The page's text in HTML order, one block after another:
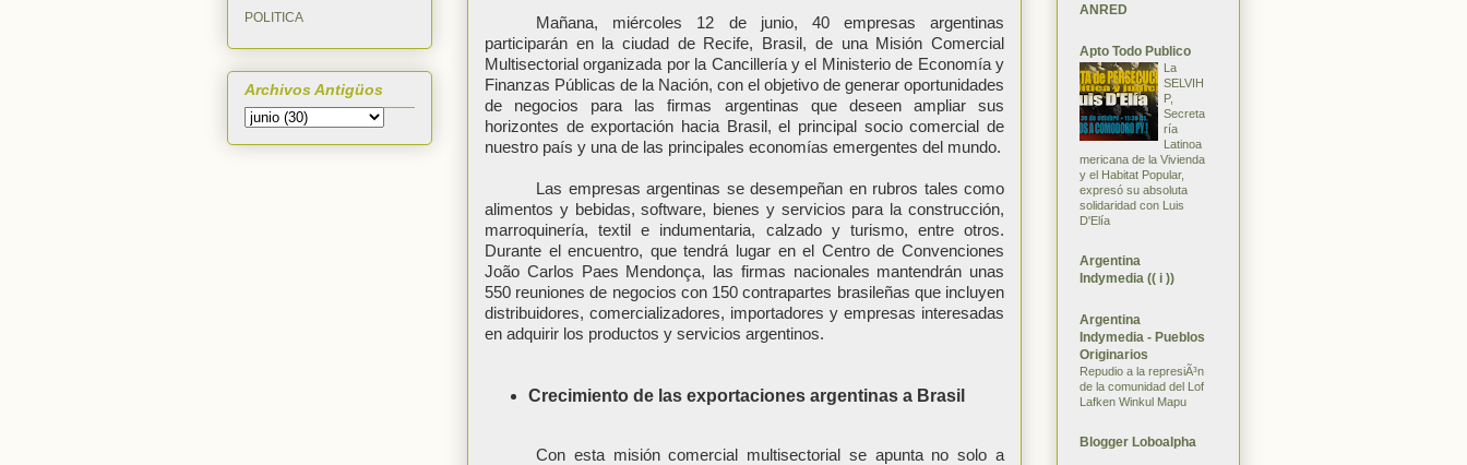
Mañana, miércoles 12 de junio, 40 empresas argentinas
participarán en la ciudad de Recife, Brasil, de una Misión Comercial
Multisectorial organizada por la Cancillería y el Ministerio de Economía y
Finanzas Públicas de la Nación, con el objetivo de generar oportunidades
de negocios para las firmas argentinas que deseen ampliar sus
horizontes de exportación hacia Brasil, el principal socio comercial de
nuestro país y una de las principales economías emergentes del mundo.
Las empresas argentinas se desempeñan en rubros tales como
alimentos y bebidas, software, bienes y servicios para la construcción,
marroquinería, textil e indumentaria, calzado y turismo, entre otros.
Durante el encuentro, que tendrá lugar en el Centro de Convenciones
João Carlos Paes Mendonça, las firmas nacionales mantendrán unas
550 reuniones de negocios con 150 contrapartes brasileñas que incluyen
distribuidores, comercializadores, importadores y empresas interesadas
en adquirir los productos y servicios argentinos.
Crecimiento de las exportaciones argentinas a Brasil
Con esta misión comercial multisectorial se apunta no solo a
POLITICA
Archivos Antigüos
ANRED
Apto Todo Publico
La
SELVIH
P,
Secreta
ría
Latinoa
mericana de la Vivienda
y el Habitat Popular,
expresó su absoluta
solidaridad con Luis
D'Elía
Argentina
Indymedia (( i ))
Argentina
Indymedia - Pueblos
Originarios
Repudio a la represiÃ³n
de la comunidad del Lof
Lafken Winkul Mapu
Blogger Loboalpha